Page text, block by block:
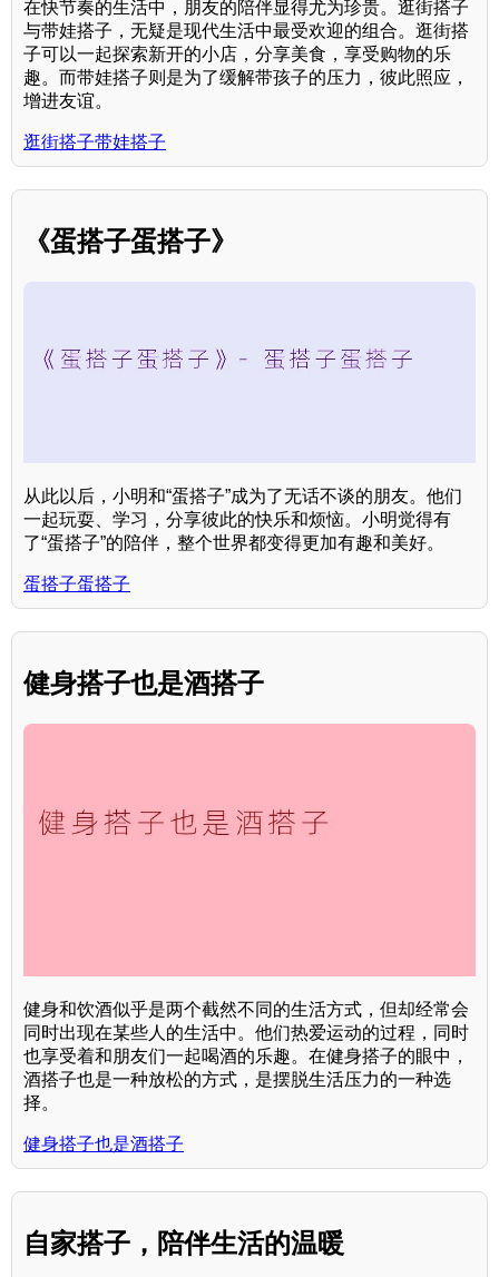
在快节奏的生活中，朋友的陪伴显得尤为珍贵。逛街搭子
与带娃搭子，无疑是现代生活中最受欢迎的组合。逛街搭
子可以一起探索新开的小店，分享美食，享受购物的乐
趣。而带娃搭子则是为了缓解带孩子的压力，彼此照应，
增进友谊。
逛街搭子带娃搭子
《蛋搭子蛋搭子》
从此以后，小明和“蛋搭子”成为了无话不谈的朋友。他们
一起玩耍、学习，分享彼此的快乐和烦恼。小明觉得有
了“蛋搭子”的陪伴，整个世界都变得更加有趣和美好。
蛋搭子蛋搭子
健身搭子也是酒搭子
健身和饮酒似乎是两个截然不同的生活方式，但却经常会
同时出现在某些人的生活中。他们热爱运动的过程，同时
也享受着和朋友们一起喝酒的乐趣。在健身搭子的眼中，
酒搭子也是一种放松的方式，是摆脱生活压力的一种选
择。
健身搭子也是酒搭子
自家搭子，陪伴生活的温暖